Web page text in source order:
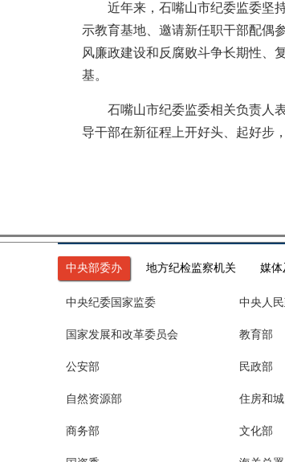
近年来，石嘴山市纪委监委坚持
示教育基地、邀请新任职干部配偶
风廉政建设和反腐败斗争长期性、
基。
石嘴山市纪委监委相关负责人表
导干部在新征程上开好头、起好步
中央部委办 地方纪检监察机关 媒体
中央纪委国家监委 中央人
国家发展和改革委员会 教育部
公安部 民政部
自然资源部 住房和
商务部 文化部